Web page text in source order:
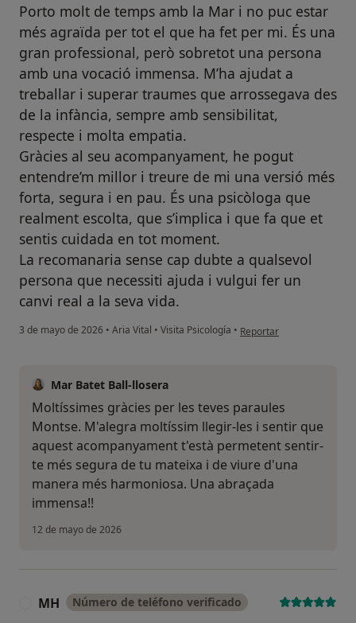
Porto molt de temps amb la Mar i no puc estar
més agraïda per tot el que ha fet per mi. És una
gran professional, però sobretot una persona
amb una vocació immensa. M’ha ajudat a
treballar i superar traumes que arrossegava des
de la infància, sempre amb sensibilitat,
respecte i molta empatia.
Gràcies al seu acompanyament, he pogut
entendre’m millor i treure de mi una versió més
forta, segura i en pau. És una psicòloga que
realment escolta, que s’implica i que fa que et
sentis cuidada en tot moment.
La recomanaria sense cap dubte a qualsevol
persona que necessiti ajuda i vulgui fer un
canvi real a la seva vida.
3 de mayo de 2026 • Aria Vital • Visita Psicología • en opinión del usuario
Reportar
Mar Batet Ball-llosera
Moltíssimes gràcies per les teves paraules
Montse. M'alegra moltíssim llegir-les i sentir que
aquest acompanyament t'està permetent sentir-
te més segura de tu mateixa i de viure d'una
manera més harmoniosa. Una abraçada
immensa!!
12 de mayo de 2026
MH Número de teléfono verificado